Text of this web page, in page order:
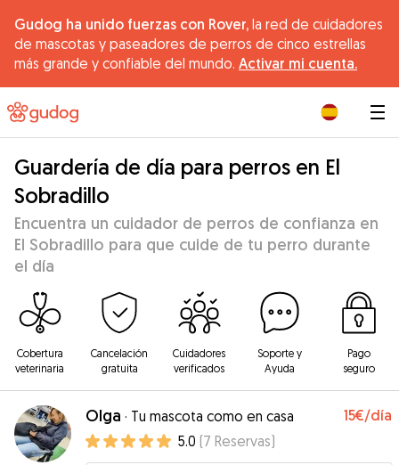
Gudog ha unido fuerzas con Rover, la red de cuidadores
de mascotas y paseadores de perros de cinco estrellas
más grande y confiable del mundo. Activar mi cuenta.
Guardería de día para perros en El
Sobradillo
Encuentra un cuidador de perros de confianza en
El Sobradillo para que cuide de tu perro durante
el día
Cobertura
veterinaria
Cancelación
gratuita
Cuidadores
verificados
Soporte y
Ayuda
Pago
seguro
Olga · Tu mascota como en casa 15€/día
5.0 (7 Reservas)